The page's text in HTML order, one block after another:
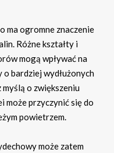
ma ogromne znaczenie
Różne kształty i
mogą wpływać na
bardziej wydłużonych
o zwiększeniu
może przyczynić się do
powietrzem.
może zatem